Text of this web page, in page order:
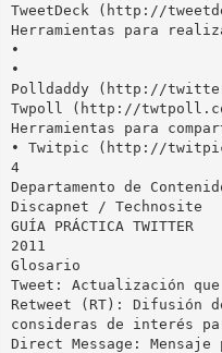
TweetDeck (http://
Herramientas para
•
•
Polldaddy (http://
Twpoll (http://
Herramientas para
• Twitpic (http://
4
Departamento de
Discapnet / Technosite
GUÍA PRÁCTICA TWITTER
2011
Glosario
Tweet: Actualización
Retweet (RT): Difusión
consideras de interés
Direct Message: